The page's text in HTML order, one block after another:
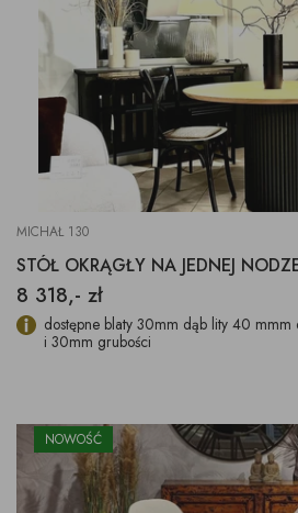
MICHAŁ 130
8 318,- zł
dostępne blaty 30mm dąb lity 40
i 30mm grubości
NOWOŚĆ